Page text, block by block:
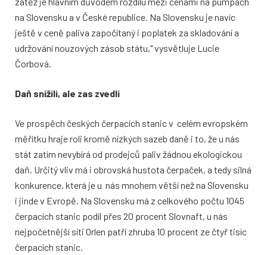
na Slovensku a v České republice. Na Slovensku je navíc
ještě v ceně paliva započítaný i poplatek za skladování a
udržování nouzových zásob státu," vysvětluje Lucie
Čorbová.
Daň snížili, ale zas zvedli
Ve prospěch českých čerpacích stanic v celém evropském
měřítku hraje roli kromě nízkých sazeb daně i to, že u nás
stát zatím nevybírá od prodejců paliv žádnou ekologickou
daň. Určitý vliv má i obrovská hustota čerpaček, a tedy silná
konkurence, která je u nás mnohem větší než na Slovensku
i jinde v Evropě. Na Slovensku má z celkového počtu 1045
čerpacích stanic podíl přes 20 procent Slovnaft, u nás
nejpočetnější síti Orlen patří zhruba 10 procent ze čtyř tisíc
čerpacích stanic.